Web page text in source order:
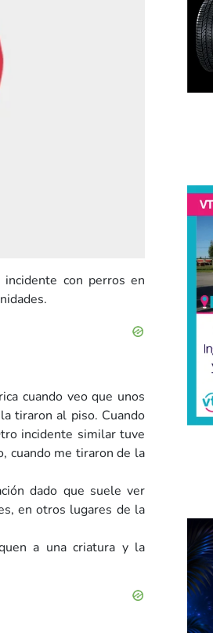
con perros en
cuando veo que unos
tiraron al piso. Cuando
incidente similar tuve
cuando me tiraron de la
dado que suele ver
en otros lugares de la
a una criatura y la